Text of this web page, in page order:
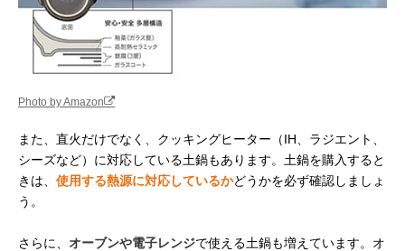
Photo by Amazon
また、直火だけでなく、クッキングヒーター（IH、ラジエント、
シーズなど）に対応している土鍋もあります。土鍋を購入すると
きは、 使用する熱源に対応しているかどうかを必ず確認しましょ
う。
さらに、 オーブンや電子レンジで使える土鍋も増えています。オ